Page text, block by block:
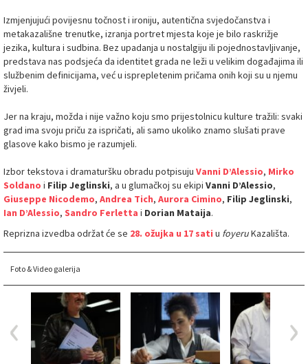
Izmjenjujući povijesnu točnost i ironiju, autentična svjedočanstva i
metakazališne trenutke, izranja portret mjesta koje je bilo raskrižje
jezika, kultura i sudbina. Bez upadanja u nostalgiju ili pojednostavljivanje,
predstava nas podsjeća da identitet grada ne leži u velikim događajima ili
službenim definicijama, već u isprepletenim pričama onih koji su u njemu
živjeli.
Jer na kraju, možda i nije važno koju smo prijestolnicu kulture tražili: svaki
grad ima svoju priču za ispričati, ali samo ukoliko znamo slušati prave
glasove kako bismo je razumjeli.
Izbor tekstova i dramaturšku obradu potpisuju Vanni D’Alessio, Mirko
Soldano i Filip Jeglinski, a u glumačkoj su ekipi Vanni D’Alessio,
Giuseppe Nicodemo, Andrea Tich, Aurora Cimino, Filip Jeglinski,
Ian D’Alessio, Sandro Ferletta i Dorian Mataija.
Reprizna izvedba održat će se 28. ožujka u 17 sati u foyeruKazališta.
Foto & Video galerija